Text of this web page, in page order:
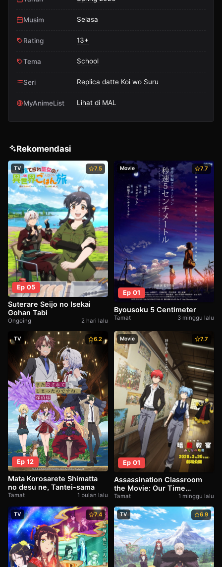
Musim Selasa
Rating 13+
Tema School
Seri Replica datte Koi wo Suru
MyAnimeList Lihat di MAL
Rekomendasi
TV 7.5
Ep 05
Suterare Seijo no Isekai
Gohan Tabi
Ongoing 2 hari lalu
Movie 7.7
Ep 01
Byousoku 5 Centimeter
Tamat 3 minggu lalu
TV 6.2
Ep 12
Mata Korosarete Shimatta
no desu ne, Tantei-sama
Tamat 1 bulan lalu
Movie 7.7
Ep 01
Assassination Classroom
the Movie: Our Time
(Ansatsu Kyoushitsu : Minna
no Jikan)
Tamat 1 minggu lalu
TV 7.4 TV 6.9